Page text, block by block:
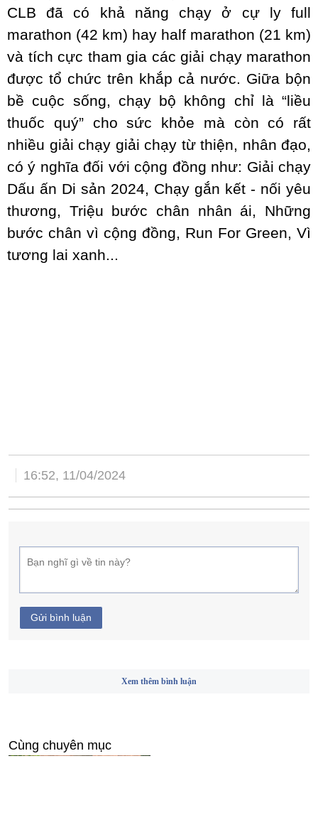
CLB đã có khả năng chạy ở cự ly full
marathon (42 km) hay half marathon (21 km)
và tích cực tham gia các giải chạy marathon
được tổ chức trên khắp cả nước. Giữa bộn
bề cuộc sống, chạy bộ không chỉ là “liều
thuốc quý” cho sức khỏe mà còn có rất
nhiều giải chạy giải chạy từ thiện, nhân đạo,
có ý nghĩa đối với cộng đồng như: Giải chạy
Dấu ấn Di sản 2024, Chạy gắn kết - nối yêu
thương, Triệu bước chân nhân ái, Những
bước chân vì cộng đồng, Run For Green, Vì
tương lai xanh...
16:52, 11/04/2024
Gửi bình luận
Xem thêm bình luận
Cùng chuyên mục